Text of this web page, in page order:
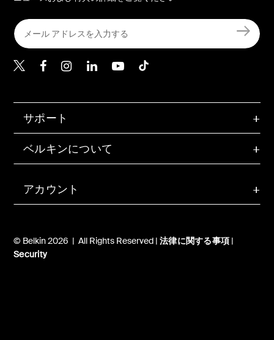
アカウント
サポート
ベルキンについて
© Belkin 2026 | All Rights Reserved | 法律に関する事項 |
Security
Belkin Twitter
Belkin Facebook
Belkin Instagram
Belkin LinkedIn
Belkin Youtube
Belkin TikTok